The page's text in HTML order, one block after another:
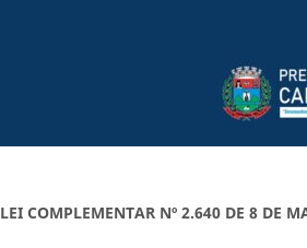
LEI COMPLEMENTAR Nº 2.640 DE 8 DE